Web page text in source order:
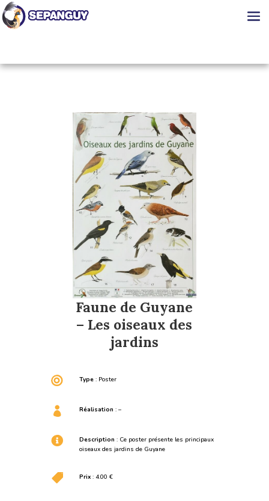
Faune de Guyane
– Les oiseaux des
jardins
 Type: Poster
 Réalisation : –
 Description : Ce poster présente les principaux
oiseaux des jardins de Guyane
 Prix: 4.00 €